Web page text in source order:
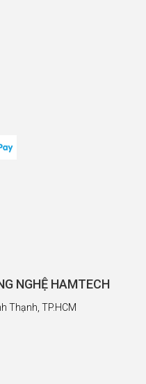
NGHỆ HAMTECH
Thạnh, TP.HCM